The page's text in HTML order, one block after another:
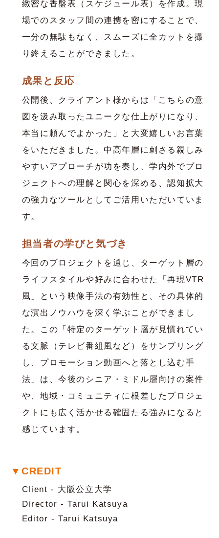
緻密な香盤表（スケジュール表）を作成。現
場でのスタッフ間の連携を密にすることで、
一分の無駄もなく、スムーズに全カットを撮
り終えることができました。
成果と反応
公開後、クライアント様からは「こちらの意
図を汲み取ったユニークな仕上がりになり、
本当に頼んでよかった」と大変嬉しいお言葉
をいただきました。中高年層に刺さる親しみ
やすいアプローチが功を奏し、学内外でプロ
ジェクトへの理解と関心を深める、認知拡大
の強力なツールとしてご活用いただいていま
す。
担当者の学びと気づき
今回のプロジェクトを通じ、ターゲット層の
ライフスタイルや好みに合わせた「再現VTR
風」という映像手法の有効性と、その具体的
な演出ノウハウを深く学ぶことができまし
た。この「特定のターゲット層が見慣れてい
る文脈（テレビ番組風など）をサンプリング
し、プロモーション動画へと落とし込む手
法」は、今後のシニア・ミドル層向けの案件
や、地域・コミュニティに根差したプロジェ
クトにも広く活かせる確固たる強みになると
感じています。
▼CREDIT
Client - 大阪公立大学
Director - Tarui Katsuya
Editor - Tarui Katsuya